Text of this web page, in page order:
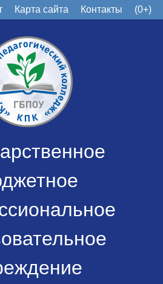
Карта сайта Контакты (0+)